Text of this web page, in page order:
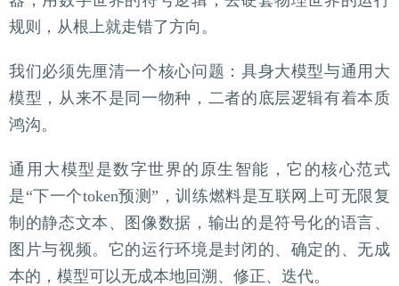
规则，从根上就走错了方向。
我们必须先厘清一个核心问题：具身大模型与通用大
模型，从来不是同一物种，二者的底层逻辑有着本质
鸿沟。
通用大模型是数字世界的原生智能，它的核心范式
是“下一个token预测”，训练燃料是互联网上可无限复
制的静态文本、图像数据，输出的是符号化的语言、
图片与视频。它的运行环境是封闭的、确定的、无成
本的，模型可以无成本地回溯、修正、迭代。